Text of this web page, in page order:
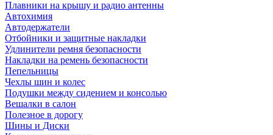
Плавники на крышу и радио антенны
Автохимия
Автодержатели
Отбойники и защитные накладки
Удлинители ремня безопасности
Накладки на ремень безопасности
Пепельницы
Чехлы шин и колес
Подушки между сидением и консолью
Вешалки в салон
Полезное в дорогу
Шины и Диски